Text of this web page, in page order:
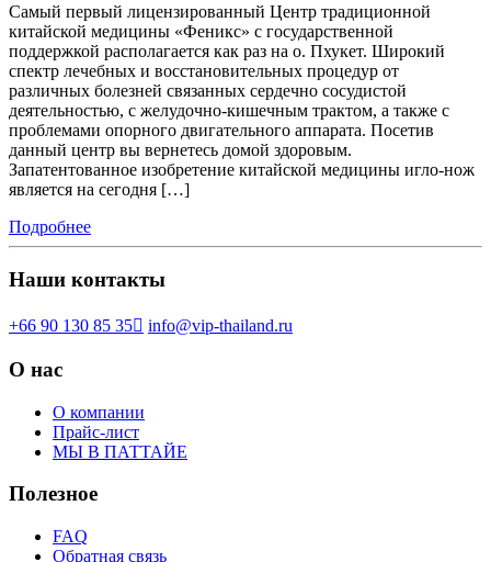
Самый первый лицензированный Центр традиционной
китайской медицины «Феникс» с государственной
поддержкой располагается как раз на о. Пхукет. Широкий
спектр лечебных и восстановительных процедур от
различных болезней связанных сердечно сосудистой
деятельностью, с желудочно-кишечным трактом, а также с
проблемами опорного двигательного аппарата. Посетив
данный центр вы вернетесь домой здоровым.
Запатентованное изобретение китайской медицины игло-нож
является на сегодня […]
Подробнее
Наши контакты
+66 90 130 85 35 info@vip-thailand.ru
О нас
О компании
Прайс-лист
МЫ В ПАТТАЙЕ
Полезное
FAQ
Обратная связь